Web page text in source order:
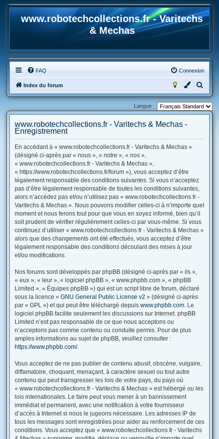
www.robotechcollections.fr - Varitechs
& Mechas
FAQ Connexion
Index du forum
e
c
Langue :
www.robotechcollections.fr - Varitechs & Mechas -
Enregistrement
En accédant à « www.robotechcollections.fr - Varitechs & Mechas »
(désigné ci-après par « nous », « notre », « nos »,
« www.robotechcollections.fr - Varitechs & Mechas »,
« https://www.robotechcollections.fr/forum »), vous acceptez d’être
légalement responsable des conditions suivantes. Si vous n’acceptez
pas d’être légalement responsable de toutes les conditions suivantes,
alors n’accédez pas et/ou n’utilisez pas « www.robotechcollections.fr -
Varitechs & Mechas ». Nous pouvons modifier celles-ci à n’importe quel
moment et nous ferons tout pour que vous en soyez informé, bien qu’il
soit prudent de vérifier régulièrement celles-ci par vous-même. Si vous
continuez d’utiliser « www.robotechcollections.fr - Varitechs & Mechas »
alors que des changements ont été effectués, vous acceptez d’être
légalement responsable des conditions découlant des mises à jour
et/ou modifications.
Nos forums sont développés par phpBB (désigné ci-après par « ils »,
« eux », « leur », « logiciel phpBB », « www.phpbb.com », « phpBB
Limited », « Équipes phpBB ») qui est un script libre de forum, déclaré
sous la licence « GNU General Public License v2 » (désigné ci-après
par « GPL ») et qui peut être téléchargé depuis www.phpbb.com. Le
logiciel phpBB facilite seulement les discussions sur Internet. phpBB
Limited n’est pas responsable de ce que nous acceptons ou
n’acceptons pas comme contenu ou conduite permis. Pour de plus
amples informations au sujet de phpBB, veuillez consulter :
https://www.phpbb.com/.
Vous acceptez de ne pas publier de contenu abusif, obscène, vulgaire,
diffamatoire, choquant, menaçant, à caractère sexuel ou tout autre
contenu qui peut transgresser les lois de votre pays, du pays où
« www.robotechcollections.fr - Varitechs & Mechas » est hébergé ou les
lois internationales. Le faire peut vous mener à un bannissement
immédiat et permanent, avec une notification à votre fournisseur
d’accès à Internet si nous le jugeons nécessaire. Les adresses IP de
tous les messages sont enregistrées pour aider au renforcement de ces
conditions. Vous acceptez que « www.robotechcollections.fr - Varitechs